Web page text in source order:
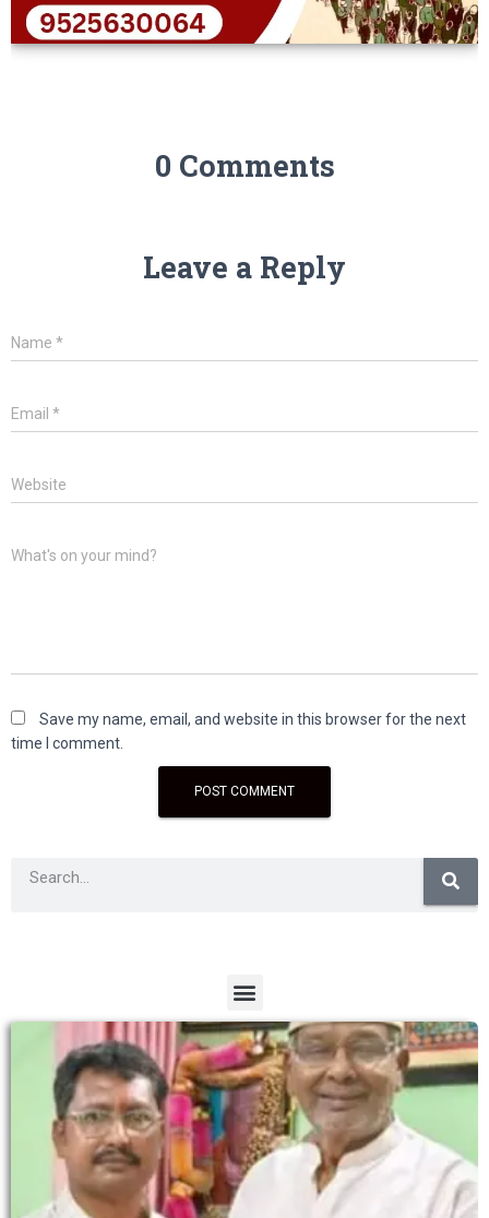
0 Comments
Leave a Reply
Name *
Email *
Website
What's on your mind?
Save my name, email, and website in this browser for the next
time I comment.